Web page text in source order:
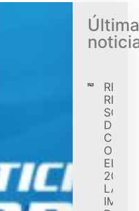
EL
2026
LA